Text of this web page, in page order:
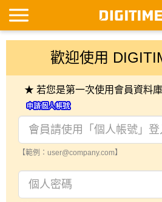
歡迎使用
★ 若您是第一次使用會員資料
【範例：user@company.com】